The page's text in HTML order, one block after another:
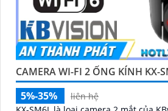
CAMERA WI-FI 2 ỐNG KÍNH KX-
5%-35%
liên hệ